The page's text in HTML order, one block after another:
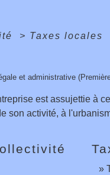
> Taxes locales
et administrative
est assujettie à
son activité, à